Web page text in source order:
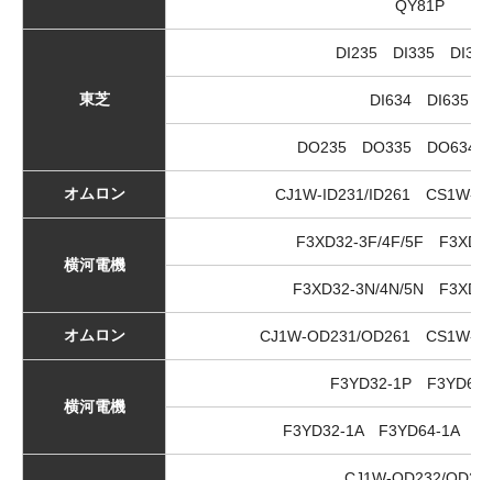
QY81P
東芝
DI235 DI335
DI634 DI635
DO235 DO335 DO634
オムロン CJ1W-ID231/ID261 CS1W-
横河電機
F3XD32-3F/4F/5F
F3XD32-3N/4N/5N
オムロン CJ1W-OD231/OD261 CS1W-
横河電機
F3YD32-1P F3YD64-
F3YD32-1A F3YD64-1A